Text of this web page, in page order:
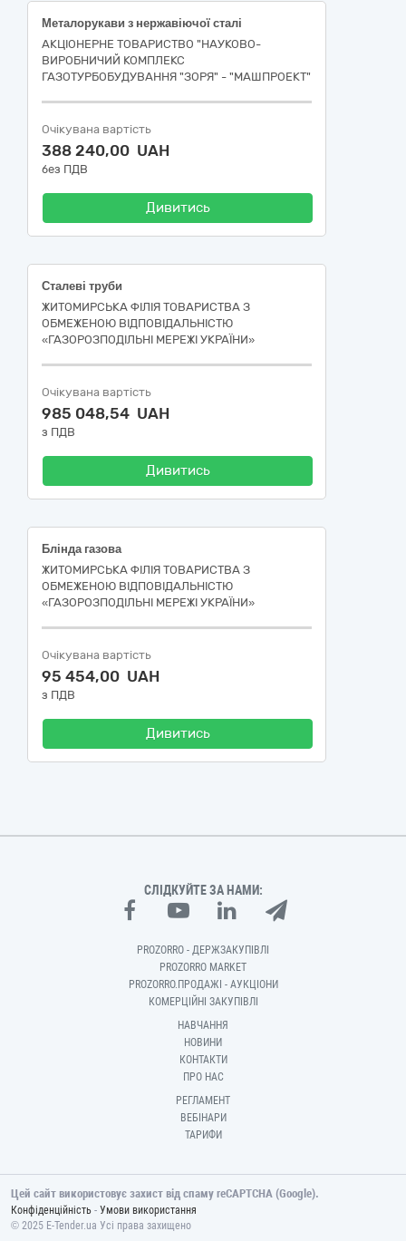
Металорукави з нержавіючої сталі
АКЦІОНЕРНЕ ТОВАРИСТВО "НАУКОВО-
ВИРОБНИЧИЙ КОМПЛЕКС
ГАЗОТУРБОБУДУВАННЯ "ЗОРЯ" - "МАШПРОЕКТ"
Очікувана вартість
388 240,00 UAH
без ПДВ
Дивитись
Сталеві труби
ЖИТОМИРСЬКА ФІЛІЯ ТОВАРИСТВА З
ОБМЕЖЕНОЮ ВІДПОВІДАЛЬНІСТЮ
«ГАЗОРОЗПОДІЛЬНІ МЕРЕЖІ УКРАЇНИ»
Очікувана вартість
985 048,54 UAH
з ПДВ
Дивитись
Блінда газова
ЖИТОМИРСЬКА ФІЛІЯ ТОВАРИСТВА З
ОБМЕЖЕНОЮ ВІДПОВІДАЛЬНІСТЮ
«ГАЗОРОЗПОДІЛЬНІ МЕРЕЖІ УКРАЇНИ»
Очікувана вартість
95 454,00 UAH
з ПДВ
Дивитись
СЛІДКУЙТЕ ЗА НАМИ:
PROZORRO - ДЕРЖЗАКУПІВЛІ
PROZORRO MARKET
PROZORRO.ПРОДАЖІ - АУКЦІОНИ
КОМЕРЦІЙНІ ЗАКУПІВЛІ
НАВЧАННЯ
НОВИНИ
КОНТАКТИ
ПРО НАС
РЕГЛАМЕНТ
ВЕБІНАРИ
ТАРИФИ
Цей сайт використовує захист від спаму reCAPTCHA (Google).
Конфіденційність - Умови використання
© 2025 E-Tender.ua Усі права захищено